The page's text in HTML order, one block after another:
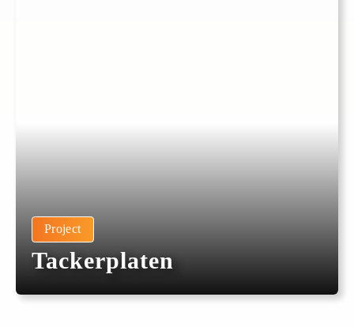
Project
Tackerplaten